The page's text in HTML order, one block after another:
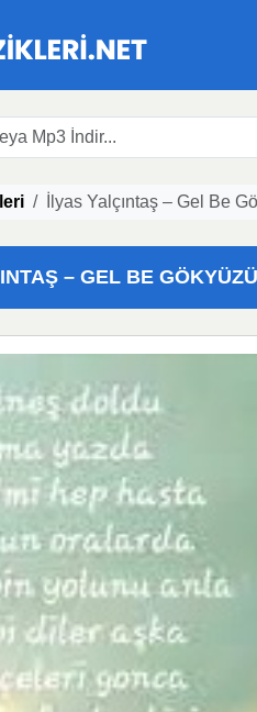
İlyas Yalçıntaş – Gel Be
– GEL BE